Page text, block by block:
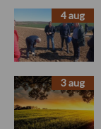
4 aug
3 aug